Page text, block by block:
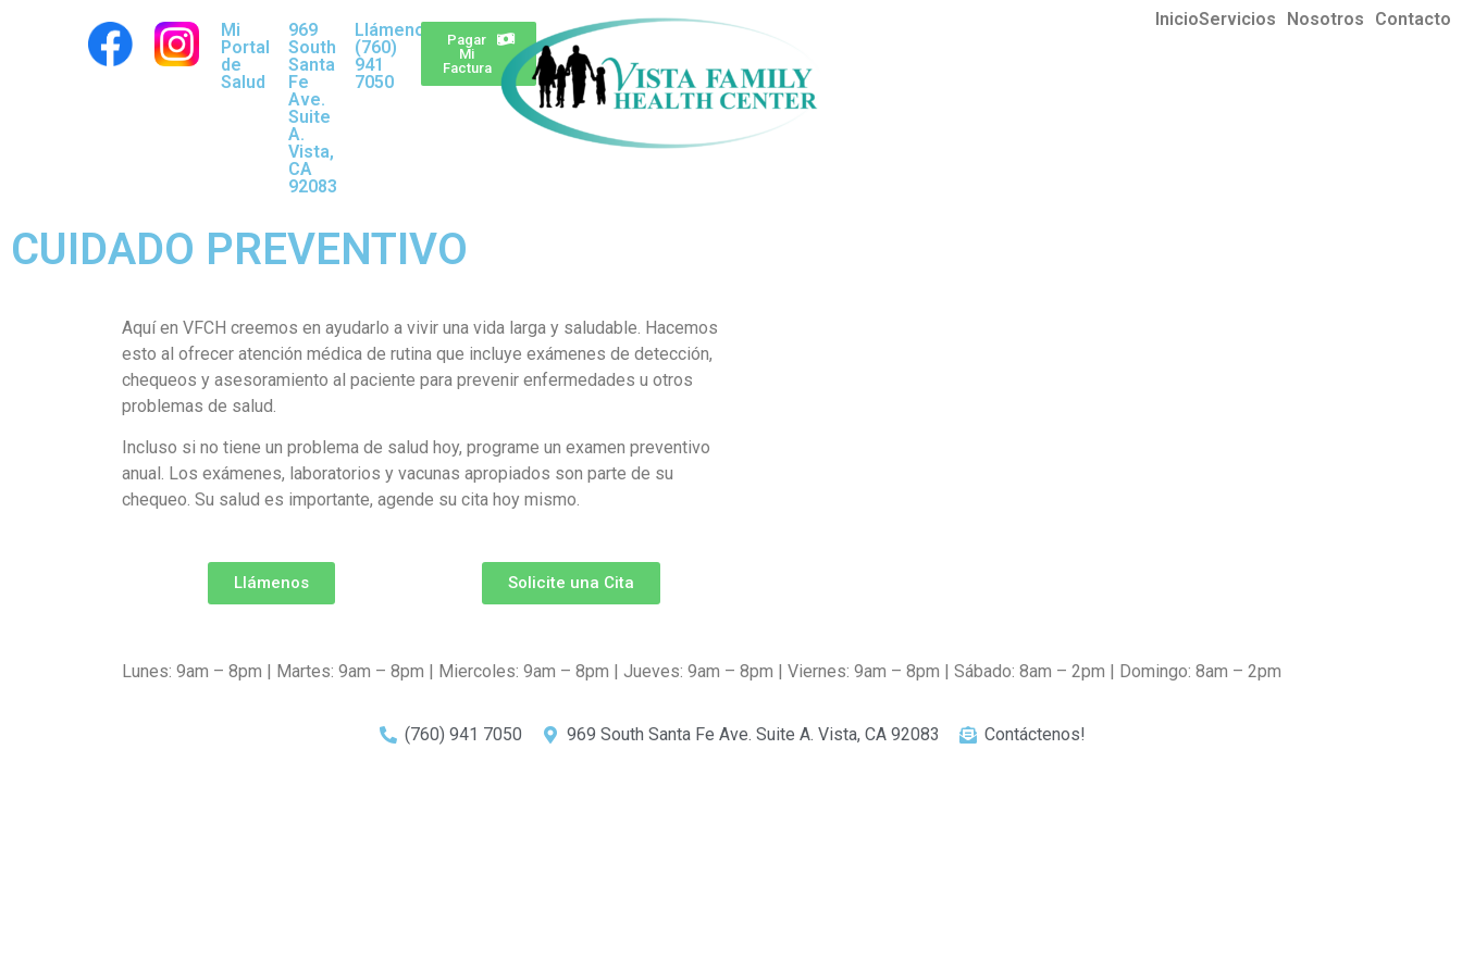
Mi
Portal
de
Salud
969
South
Santa
Fe
Ave.
Suite
A.
Vista,
CA
92083
Llámenos:
(760)
941
7050
Pagar
Mi
Factura
InicioServicios Nosotros Contacto
CUIDADO PREVENTIVO
Aquí en VFCH creemos en ayudarlo a vivir una vida larga y saludable. Hacemos
esto al ofrecer atención médica de rutina que incluye exámenes de detección,
chequeos y asesoramiento al paciente para prevenir enfermedades u otros
problemas de salud.
Incluso si no tiene un problema de salud hoy, programe un examen preventivo
anual. Los exámenes, laboratorios y vacunas apropiados son parte de su
chequeo. Su salud es importante, agende su cita hoy mismo.
Llámenos Solicite una Cita
Lunes: 9am – 8pm | Martes: 9am – 8pm | Miercoles: 9am – 8pm | Jueves: 9am – 8pm | Viernes: 9am – 8pm | Sábado: 8am – 2pm | Domingo: 8am – 2pm
(760) 941 7050 969 South Santa Fe Ave. Suite A. Vista, CA 92083 Contáctenos!